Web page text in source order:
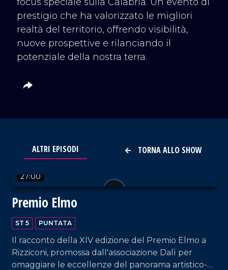
prestigio che ha valorizzato le migliori
realtà del territorio, offrendo visibilità,
nuove prospettive e rilanciando il
potenziale della nostra terra.
TORNA ALLO SHOW
ALTRI EPISODI
27:00
Premio Elmo
ST 5 PUNTATA
Il racconto della XIV edizione del Premio Elmo a
Rizziconi, promossa dall'associazione Dalì per
omaggiare le eccellenze del panorama artistico-
VAI AL TITOLO